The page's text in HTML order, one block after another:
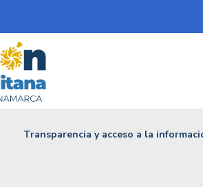
principal
Transparencia y acceso a la